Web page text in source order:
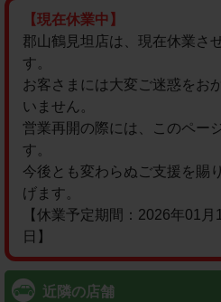
【現在休業中】
郡山鶴見坦店は、現在休業さ
す。
お客さまには大変ご迷惑をお
いません。
営業再開の際には、このペー
す。
今後とも変わらぬご支援を賜
げます。
【休業予定期間：2026年01
日】
近隣の店舗